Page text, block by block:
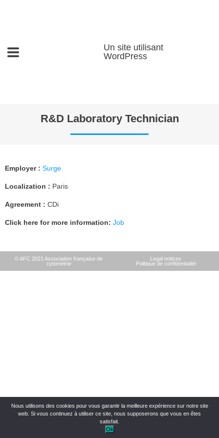
Un site utilisant
WordPress
R&D Laboratory Technician
Employer : Surge
Localization : Paris
Agreement : CDi
Click here for more information: Job
© AFC 2021 Association française de
cytométrie
Legal notices
Politique de confidentialité
Nous utilisons des cookies pour vous garantir la meilleure expérience sur notre site
web. Si vous continuez à utiliser ce site, nous supposerons que vous en êtes
satisfait.
Ok